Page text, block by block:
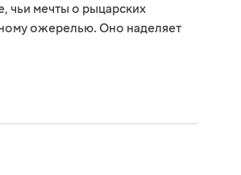
чьи мечты о рыцарских
ожерелью. Оно наделяет